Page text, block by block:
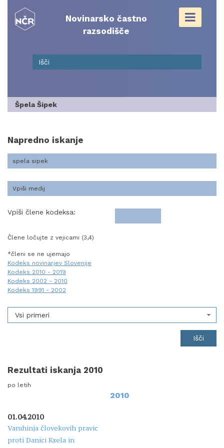
content
Novinarsko častno
razsodišče
Špela Šipek
Napredno iskanje
Vpiši člene kodeksa:
Člene ločujte z vejicami (3,4)
*členi se ne ujemajo
Kodeks novinarjev Slovenije
Kodeks 2010 - 2019
Kodeks 2002 - 2010
Kodeks 1991 - 2002
Vsi primeri
Rezultati iskanja 2010
po letih
2010
01.04.2010
Varuhinja človekovih pravic
proti Danici Ksela in